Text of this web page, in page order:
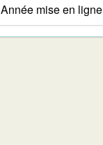
Année mise en ligne